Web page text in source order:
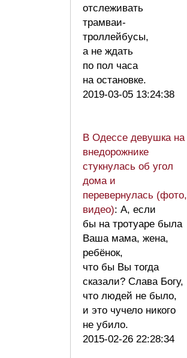
отслеживать
трамваи-
троллейбусы,
а не ждать
по пол часа
на остановке.
2019-03-05 13:24:38
В Одессе девушка на
внедорожнике
стукнулась об угол
дома и
перевернулась (фото,
видео): А, если
бы на тротуаре была
Ваша мама, жена,
ребёнок,
что бы Вы тогда
сказали? Слава Богу,
что людей не было,
и это чучело никого
не убило.
2015-02-26 22:28:34